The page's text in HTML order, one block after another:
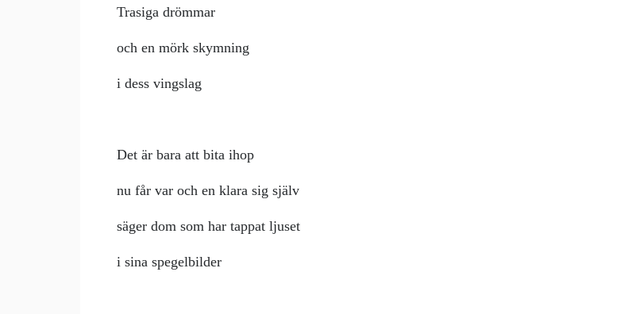
Trasiga drömmar
och en mörk skymning
i dess vingslag
Det är bara att bita ihop
nu får var och en klara sig själv
säger dom som har tappat ljuset
i sina spegelbilder